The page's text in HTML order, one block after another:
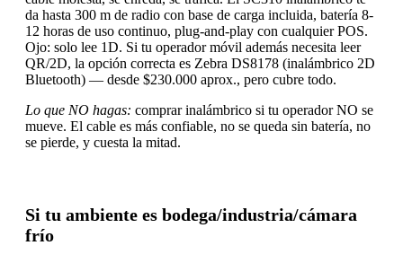
da hasta 300 m de radio con base de carga incluida, batería 8-
12 horas de uso continuo, plug-and-play con cualquier POS.
Ojo: solo lee 1D. Si tu operador móvil además necesita leer
QR/2D, la opción correcta es Zebra DS8178 (inalámbrico 2D
Bluetooth) — desde $230.000 aprox., pero cubre todo.
Lo que NO hagas: comprar inalámbrico si tu operador NO se
mueve. El cable es más confiable, no se queda sin batería, no
se pierde, y cuesta la mitad.
Si tu ambiente es bodega/industria/cámara
frío